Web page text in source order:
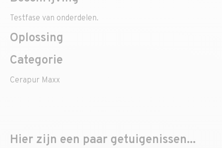
Testfase van onderdelen.
Oplossing
Categorie
Cerapur Maxx
Hier zijn een paar getuigenissen...